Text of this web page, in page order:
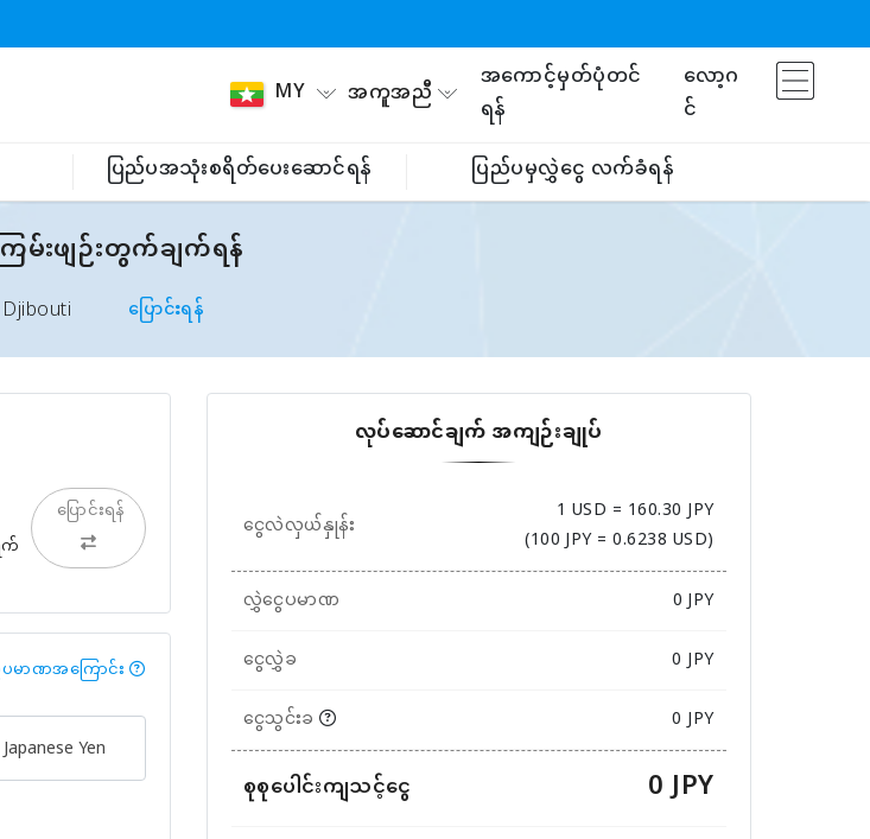
MY အကူအညီ
အကောင့်မှတ်ပုံတင်
ရန်
လော့ဂ
င်
ပြည်ပအသုံးစရိတ်ပေးဆောင်ရန် ပြည်ပမှလွှဲငွေ လက်ခံရန်
မ်းဖျဉ်းတွက်ချက်ရန်
Djibouti ပြောင်းရန်
က်
ပြောင်းရန်
ာဏအကြောင်း
Yen
လုပ်ဆောင်ချက် အကျဉ်းချုပ်
ငွေလဲလှယ်နှုန်း
1 USD = 160.30 JPY
(100 JPY = 0.6238 USD)
လွှဲငွေပမာဏ
0JPY
ငွေလွှဲခ
0 JPY
ငွေသွင်းခ
0 JPY
စုစုပေါင်းကျသင့်ငွေ 0 JPY